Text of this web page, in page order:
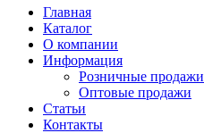
Главная
Каталог
О компании
Информация
Розничные продажи
Оптовые продажи
Статьи
Контакты